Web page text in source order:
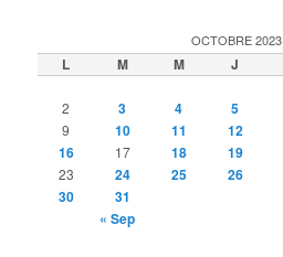
OCTOBRE 2023
L M M J
2
3 4 5
9
10 11 12
16 17 18 19
23
24 25 26
30
31
« Sep